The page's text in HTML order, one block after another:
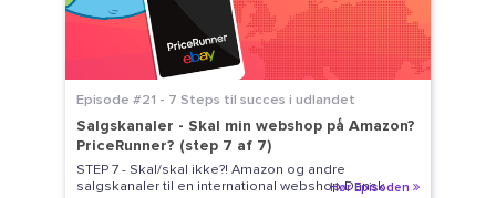
Episode #21 - 7 Steps til succes i udlandet
Salgskanaler - Skal min webshop på Amazon?
PriceRunner? (step 7 af 7)
STEP 7 - Skal/skal ikke?! Amazon og andre
salgskanaler til en international webshop Dansk
Hør Episoden